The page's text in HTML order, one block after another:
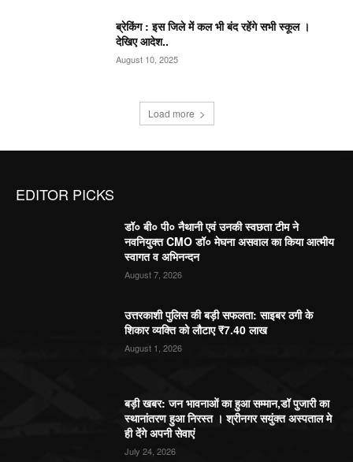
ब्रेकिंग : इस जिले में कल भी बंद रहेंगे सभी स्कूल ।
देखिए आदेश..
August 10, 2025
Load more
EDITOR PICKS
डॉ० बी० पी० नैथानी एवं उनकी स्वछता टीम ने
नवनियुक्त CMO डॉ० मेघना असवाल का किया आत्मीय
स्वागत व अभिनन्दन
August 7, 2026
उत्तरकाशी पुलिस की बड़ी सफलता: साइबर ठगी के
शिकार व्यक्ति को लौटाए ₹7.40 लाख
August 1, 2026
बड़ी खबर: जन भावनाओं का हुआ सम्मान,डॉ पुजारी का
स्थानांतरण हुआ निरस्त । श्रीनगर सयुंक्त अस्पताल मे
ही देंगे अपनी सेवाएं
July 24, 2026